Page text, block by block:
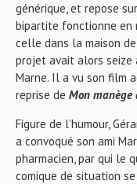
générique, et repose
bipartite fonctionne en
celle dans la maison de
projet avait alors seize
Marne. Il a vu son film
reprise de Mon manège
Figure de l’humour,
a convoqué son ami
pharmacien, par qui le
comique de situation